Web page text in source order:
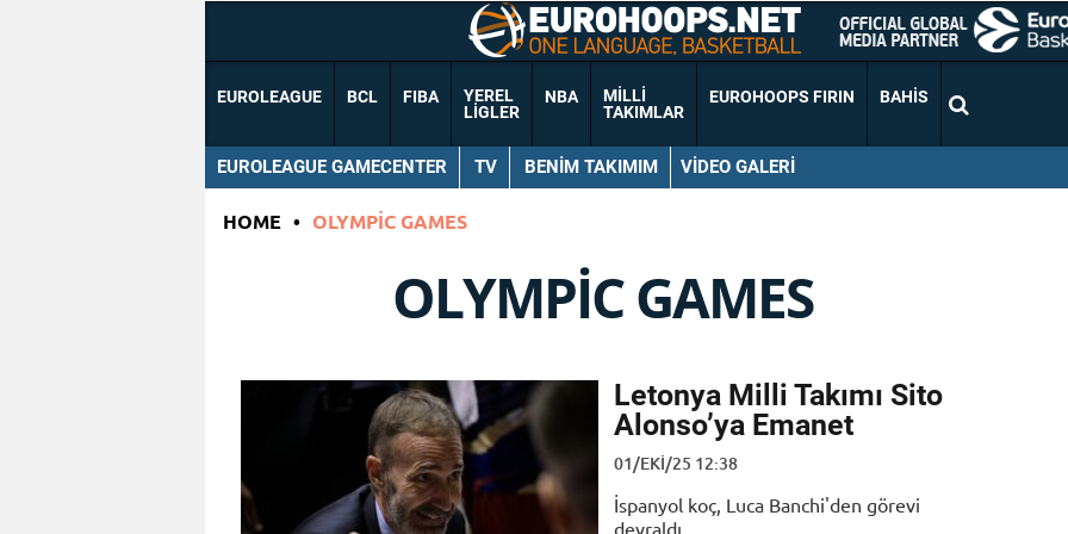
EUROLEAGUE BCL FIBA
YEREL
LIGLER
NBA
MILLI
TAKIMLAR
EUROHOOPS FIRIN BAHIS
EUROLEAGUE GAMECENTER TV BENIM TAKIMIM VIDEO GALERI
HOME • OLYMPIC GAMES
OLYMPIC GAMES
Letonya Milli Takımı Sito
Alonso’ya Emanet
01/EKI/25 12:38
İspanyol koç, Luca Banchi'den görevi
devraldı.